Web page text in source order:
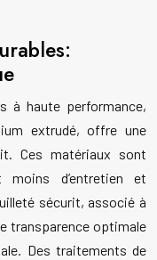
à haute performance,
extrudé, offre une
Ces matériaux sont
moins d’entretien et
sécurit, associé à
transparence optimale
Des traitements de